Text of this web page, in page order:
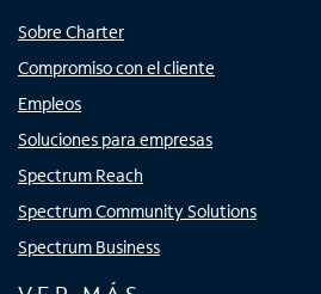
Sobre Charter
Compromiso con el cliente
Empleos
Soluciones para empresas
Spectrum Reach
Spectrum Community Solutions
Spectrum Business